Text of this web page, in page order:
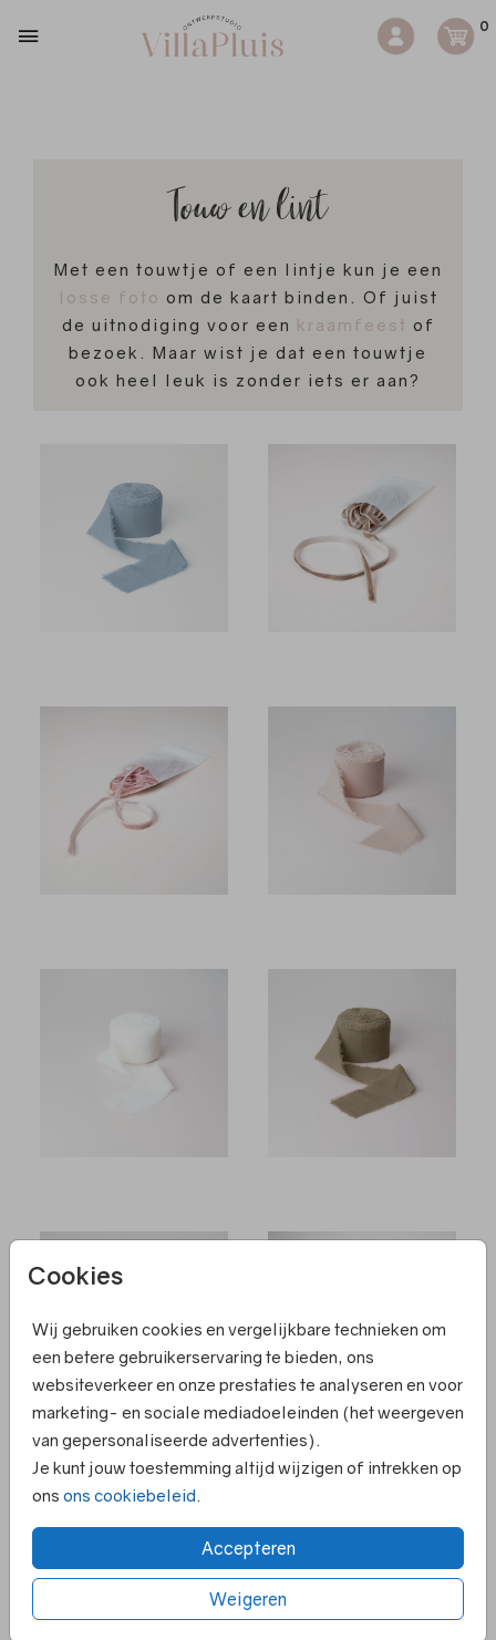
0
Cookies
Wij gebruiken cookies en vergelijkbare technieken om
een betere gebruikerservaring te bieden, ons
websiteverkeer en onze prestaties te analyseren en voor
marketing- en sociale mediadoeleinden (het weergeven
van gepersonaliseerde advertenties).
Je kunt jouw toestemming altijd wijzigen of intrekken op
ons ons cookiebeleid.
Accepteren
Weigeren
Touw en lint
Met een touwtje of een lintje kun je een
losse foto om de kaart binden. Of juist
de uitnodiging voor een kraamfeest of
bezoek. Maar wist je dat een touwtje
ook heel leuk is zonder iets er aan?